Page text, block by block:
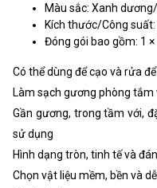
Màu sắc: Xanh
Kích thước/Công
Đóng gói bao gồm: 1
Có thể dùng để cạo và rửa
Làm sạch gương phòng tắm
Gần gương, trong tầm với,
sử dụng
Hình dạng tròn, tinh tế và
Chọn vật liệu mềm, bền và